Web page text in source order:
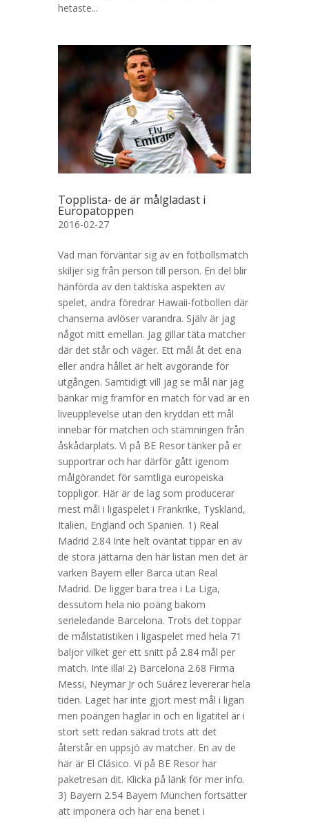
hetaste...
Topplista- de är målgladast i
Europatoppen
2016-02-27
Vad man förväntar sig av en fotbollsmatch
skiljer sig från person till person. En del blir
hänförda av den taktiska aspekten av
spelet, andra föredrar Hawaii-fotbollen där
chanserna avlöser varandra. Själv är jag
något mitt emellan. Jag gillar täta matcher
där det står och väger. Ett mål åt det ena
eller andra hållet är helt avgörande för
utgången. Samtidigt vill jag se mål när jag
bänkar mig framför en match för vad är en
liveupplevelse utan den kryddan ett mål
innebär för matchen och stämningen från
åskådarplats. Vi på BE Resor tänker på er
supportrar och har därför gått igenom
målgörandet för samtliga europeiska
toppligor. Här är de lag som producerar
mest mål i ligaspelet i Frankrike, Tyskland,
Italien, England och Spanien. 1) Real
Madrid 2.84 Inte helt oväntat tippar en av
de stora jättarna den här listan men det är
varken Bayern eller Barca utan Real
Madrid. De ligger bara trea i La Liga,
dessutom hela nio poäng bakom
serieledande Barcelona. Trots det toppar
de målstatistiken i ligaspelet med hela 71
baljor vilket ger ett snitt på 2.84 mål per
match. Inte illa! 2) Barcelona 2.68 Firma
Messi, Neymar Jr och Suárez levererar hela
tiden. Laget har inte gjort mest mål i ligan
men poängen haglar in och en ligatitel är i
stort sett redan säkrad trots att det
återstår en uppsjö av matcher. En av de
här är El Clásico. Vi på BE Resor har
paketresan dit. Klicka på länk för mer info.
3) Bayern 2.54 Bayern München fortsätter
att imponera och har ena benet i